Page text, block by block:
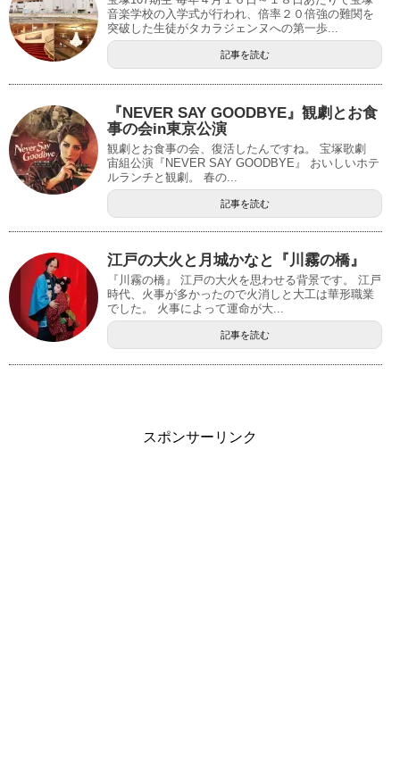
音楽学校の入学式が行われ、倍率２０倍強の難関を
突破した生徒がタカラジェンヌへの第一歩...
記事を読む
『NEVER SAY GOODBYE』観劇とお食
事の会in東京公演
観劇とお食事の会、復活したんですね。 宝塚歌劇
宙組公演『NEVER SAY GOODBYE』 おいしいホテ
ルランチと観劇。 春の...
記事を読む
江戸の大火と月城かなと『川霧の橋』
『川霧の橋』 江戸の大火を思わせる背景です。 江戸
時代、火事が多かったので火消しと大工は華形職業
でした。 火事によって運命が大...
記事を読む
スポンサーリンク